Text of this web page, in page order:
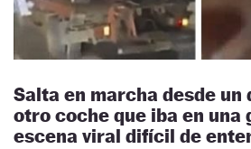
Salta en marcha desde un
otro coche que iba en una
escena viral difícil de